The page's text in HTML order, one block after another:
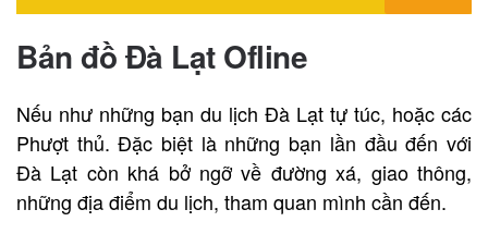
Bản đồ Đà Lạt Ofline
Nếu như những bạn du lịch Đà Lạt tự túc, hoặc các
Phượt thủ. Đặc biệt là những bạn lần đầu đến với
Đà Lạt còn khá bở ngỡ về đường xá, giao thông,
những địa điểm du lịch, tham quan mình cần đến.